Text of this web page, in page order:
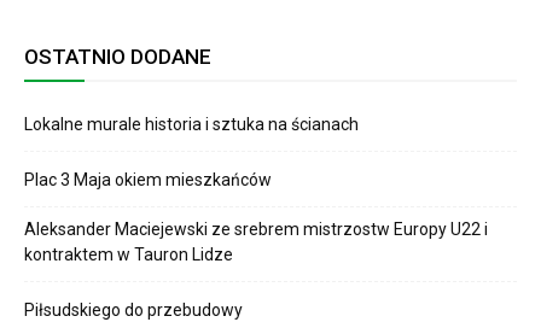
OSTATNIO DODANE
Lokalne murale historia i sztuka na ścianach
Plac 3 Maja okiem mieszkańców
Aleksander Maciejewski ze srebrem mistrzostw Europy U22 i
kontraktem w Tauron Lidze
Piłsudskiego do przebudowy